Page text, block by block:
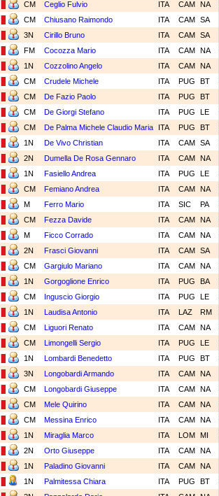
CM Ceglio Fulvio ITA CAM NA
CM Chiusano Raimondo ITA CAM SA
3N Cirillo Bruno ITA CAM SA
FM Cocozza Mario ITA CAM NA
1N Cozzolino Angelo ITA CAM NA
CM Crudele Michele ITA PUG BT
CM De Fazio Paolo ITA PUG BT
CM De Giorgi Stefano ITA PUG LE
CM De Palma Michele Claudio Maria ITA PUG BT
1N De Vivo Christian ITA CAM SA
2N Dumella De Rosa Gennaro ITA CAM NA
1N Fasiello Andrea ITA PUG LE
CM Femiano Andrea ITA CAM NA
M Ferro Mario ITA SIC PA
CM Fezza Davide ITA CAM NA
M Ficco Corrado ITA CAM NA
2N Frasci Giovanni ITA CAM SA
CM Gargiulo Mariano ITA CAM NA
1N Gorgoglione Enrico ITA PUG BA
CM Inguscio Giorgio ITA PUG LE
1N Laudisa Antonio ITA LAZ RM
CM Liguori Renato ITA CAM NA
CM Limongelli Sergio ITA PUG LE
1N Lombardi Benedetto ITA PUG BT
3N Longobardi Armando ITA CAM NA
CM Longobardi Giuseppe ITA CAM NA
CM Mele Quirino ITA CAM NA
CM Messina Enrico ITA CAM NA
1N Miraglia Marco ITA LOM MI
2N Orto Giuseppe ITA CAM NA
1N Paladino Giovanni ITA CAM NA
1N Palmitessa Chiara ITA PUG BT